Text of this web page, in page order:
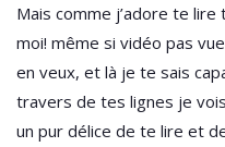
Mais comme j’adore te
moi! même si vidéo pas
en veux, et là je te sais
travers de tes lignes je
un pur délice de te lire et